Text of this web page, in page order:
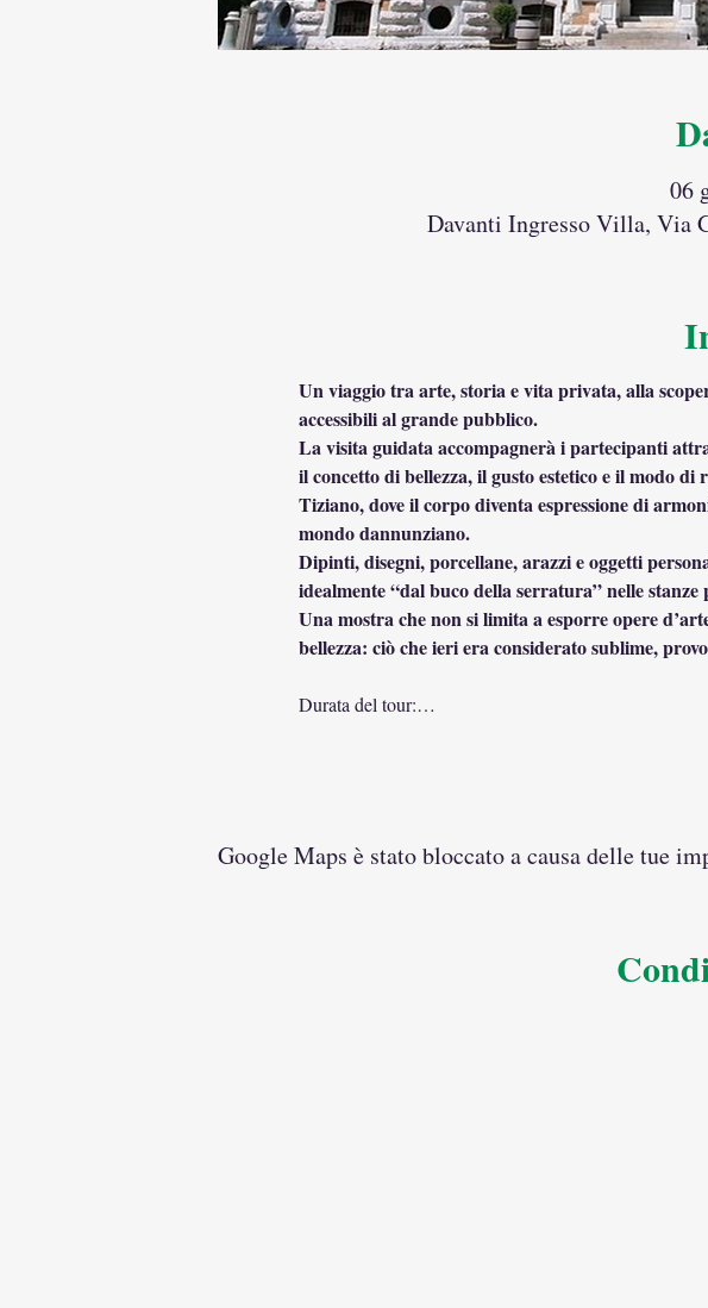
06
Davanti Ingresso Villa, Via
Un viaggio tra arte, storia e vita privata, alla
accessibili al grande pubblico.
La visita guidata accompagnerà i partecipanti
il concetto di bellezza, il gusto estetico e il modo
Tiziano, dove il corpo diventa espressione di
mondo dannunziano.
Dipinti, disegni, porcellane, arazzi e oggetti
idealmente “dal buco della serratura” nelle
Una mostra che non si limita a esporre opere
bellezza: ciò che ieri era considerato sublime,
Durata del tour:…
Google Maps è stato bloccato a causa delle tue